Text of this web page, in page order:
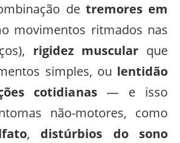
detremores em
movimentos ritmados nas
rigidez muscular que
simples, ou lentidão
cotidianas— e isso
não-motores, como
, distúrbios do sono